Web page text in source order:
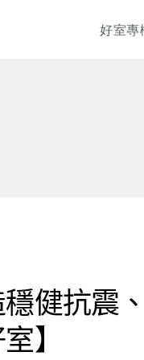
好室專
健抗震
】